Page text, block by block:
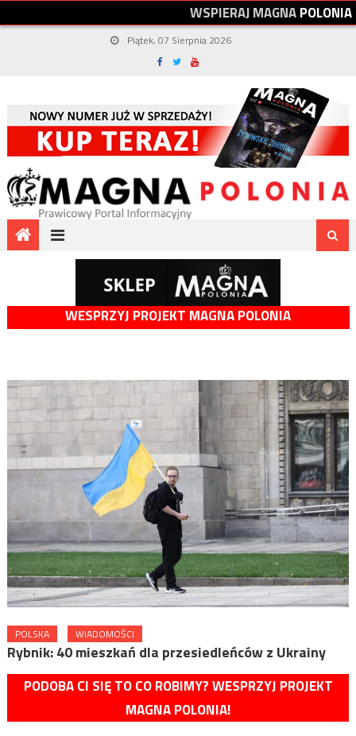
WSPIERAJMAGNAPOLONIA
Piątek, 07 Sierpnia 2026
WESPRZYJ PROJEKT MAGNA POLONIA
POLSKA WIADOMOŚCI
Rybnik: 40 mieszkań dla przesiedleńców z Ukrainy
PODOBA CI SIĘ TO CO ROBIMY? WESPRZYJ PROJEKT
MAGNA POLONIA!